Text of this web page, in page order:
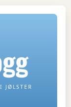
JØLSTER